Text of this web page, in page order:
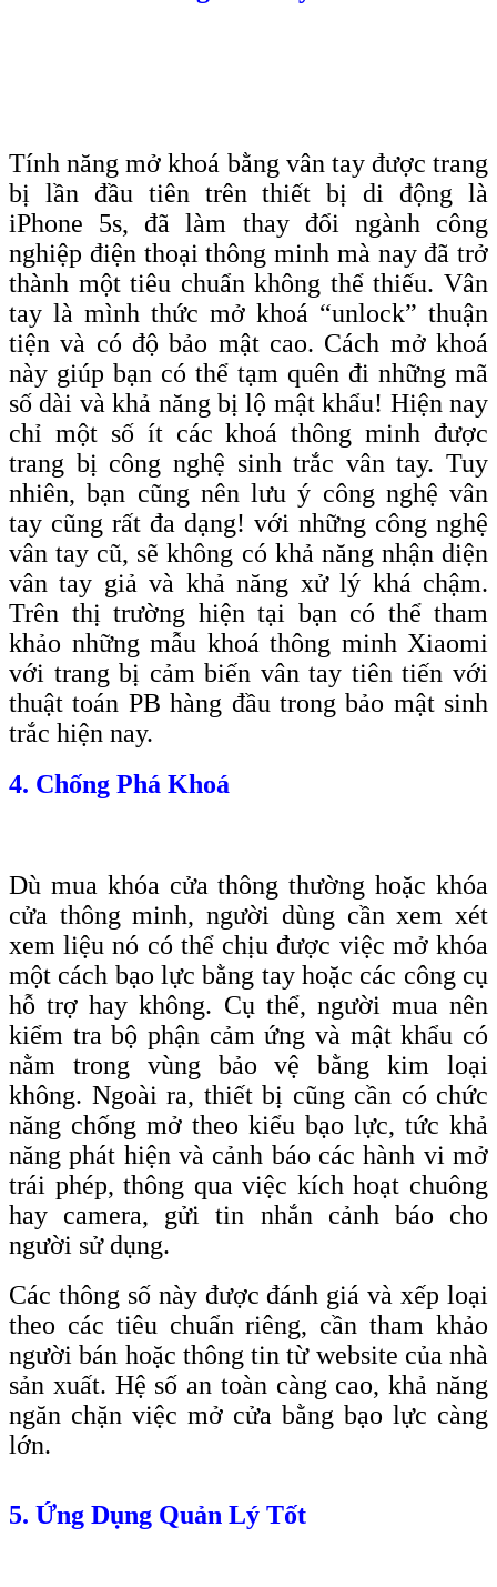
Tính năng mở khoá bằng vân tay được trang
bị lần đầu tiên trên thiết bị di động là
iPhone 5s, đã làm thay đổi ngành công
nghiệp điện thoại thông minh mà nay đã trở
thành một tiêu chuẩn không thể thiếu. Vân
tay là mình thức mở khoá “unlock” thuận
tiện và có độ bảo mật cao. Cách mở khoá
này giúp bạn có thể tạm quên đi những mã
số dài và khả năng bị lộ mật khẩu! Hiện nay
chỉ một số ít các khoá thông minh được
trang bị công nghệ sinh trắc vân tay. Tuy
nhiên, bạn cũng nên lưu ý công nghệ vân
tay cũng rất đa dạng! với những công nghệ
vân tay cũ, sẽ không có khả năng nhận diện
vân tay giả và khả năng xử lý khá chậm.
Trên thị trường hiện tại bạn có thể tham
khảo những mẫu khoá thông minh Xiaomi
với trang bị cảm biến vân tay tiên tiến với
thuật toán PB hàng đầu trong bảo mật sinh
trắc hiện nay.
4. Chống Phá Khoá
Dù mua khóa cửa thông thường hoặc khóa
cửa thông minh, người dùng cần xem xét
xem liệu nó có thể chịu được việc mở khóa
một cách bạo lực bằng tay hoặc các công cụ
hỗ trợ hay không. Cụ thể, người mua nên
kiểm tra bộ phận cảm ứng và mật khẩu có
nằm trong vùng bảo vệ bằng kim loại
không. Ngoài ra, thiết bị cũng cần có chức
năng chống mở theo kiểu bạo lực, tức khả
năng phát hiện và cảnh báo các hành vi mở
trái phép, thông qua việc kích hoạt chuông
hay camera, gửi tin nhắn cảnh báo cho
người sử dụng.
Các thông số này được đánh giá và xếp loại
theo các tiêu chuẩn riêng, cần tham khảo
người bán hoặc thông tin từ website của nhà
sản xuất. Hệ số an toàn càng cao, khả năng
ngăn chặn việc mở cửa bằng bạo lực càng
lớn.
5. Ứng Dụng Quản Lý Tốt